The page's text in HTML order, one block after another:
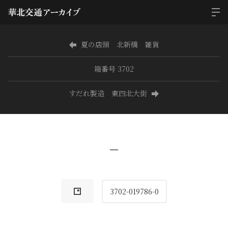
夏の店頭 北新橋 雑貨
箱番号 3702
すだれ製造 東四北大街
−
3702-019786-0